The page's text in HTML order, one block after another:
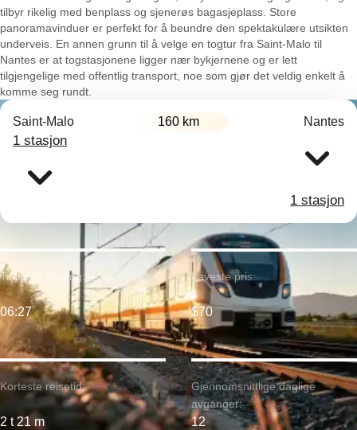
tilbyr rikelig med benplass og sjenerøs bagasjeplass. Store
panoramavinduer er perfekt for å beundre den spektakulære utsikten
underveis. En annen grunn til å velge en togtur fra Saint-Malo til
Nantes er at togstasjonene ligger nær bykjernene og er lett
tilgjengelige med offentlig transport, noe som gjør det veldig enkelt å
komme seg rundt.
Saint-Malo 160 km Nantes
1 stasjon
1 stasjon
Korteste reisetid:
2 t 21 m
Tidligste avgang:
06:27
Laveste pris:
$70
Gjennomsnittlige daglige
avganger:
12